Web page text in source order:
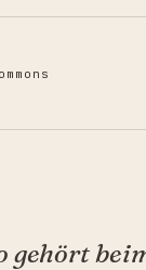
gehört